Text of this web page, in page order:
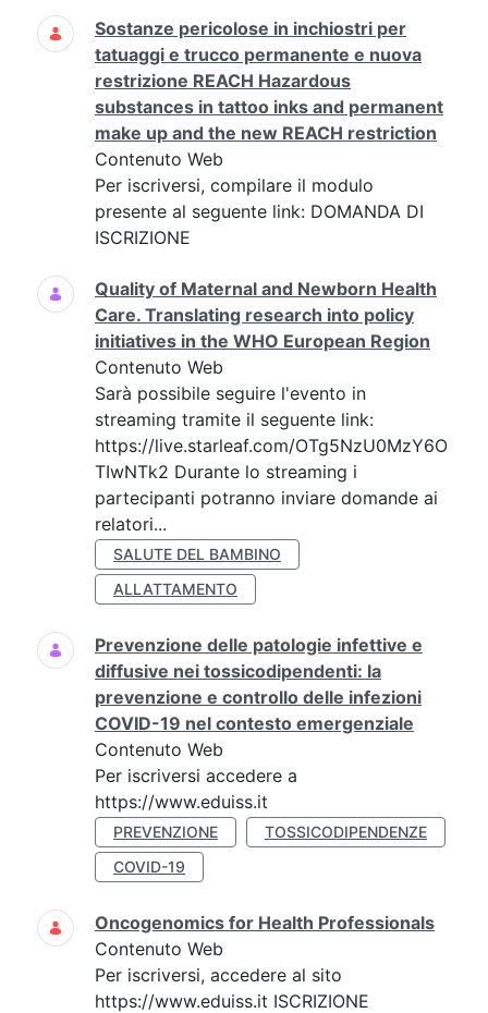
Sostanze pericolose in inchiostri per
tatuaggi e trucco permanente e nuova
restrizione REACH Hazardous
substances in tattoo inks and permanent
make up and the new REACH restriction
Contenuto Web
Per iscriversi, compilare il modulo
presente al seguente link: DOMANDA DI
ISCRIZIONE
Quality of Maternal and Newborn Health
Care. Translating research into policy
initiatives in the WHO European Region
Contenuto Web
Sarà possibile seguire l'evento in
streaming tramite il seguente link:
https://live.starleaf.com/OTg5NzU0MzY6O
TIwNTk2 Durante lo streaming i
partecipanti potranno inviare domande ai
relatori...
SALUTE DEL BAMBINO
ALLATTAMENTO
Prevenzione delle patologie infettive e
diffusive nei tossicodipendenti: la
prevenzione e controllo delle infezioni
COVID-19 nel contesto emergenziale
Contenuto Web
Per iscriversi accedere a
https://www.eduiss.it
PREVENZIONE
TOSSICODIPENDENZE
COVID-19
Oncogenomics for Health Professionals
Contenuto Web
Per iscriversi, accedere al sito
https://www.eduiss.it ISCRIZIONE